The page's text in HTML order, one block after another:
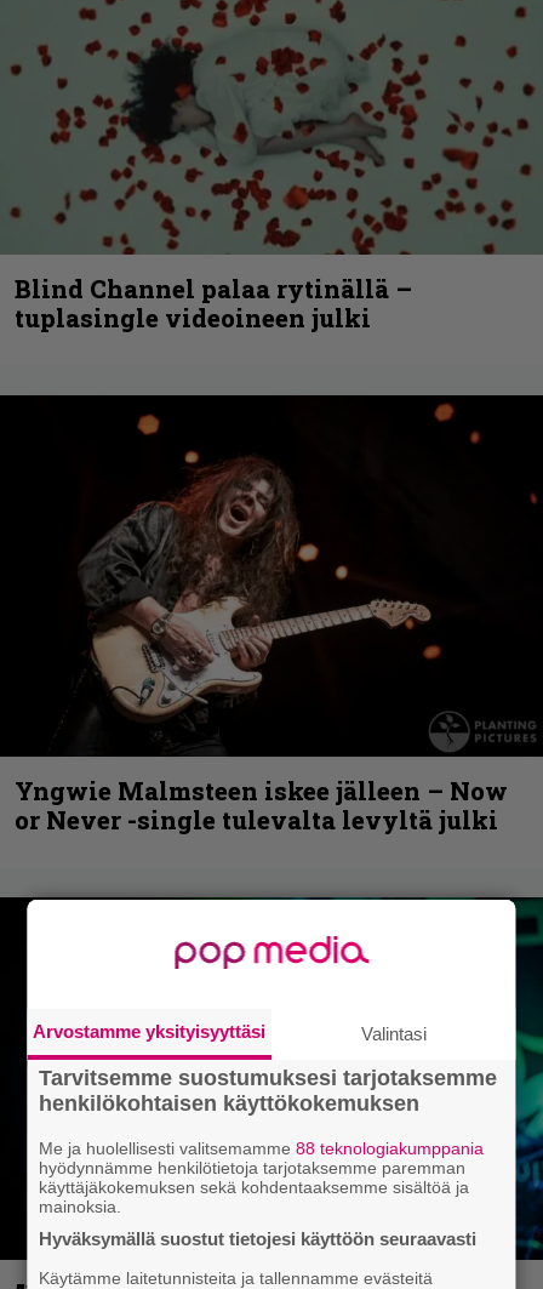
Blind Channel palaa rytinällä –
tuplasingle videoineen julki
Yngwie Malmsteen iskee jälleen – Now
or Never -single tulevalta levyltä julki
Arvostamme yksityisyyttäsi Valintasi
Tarvitsemme suostumuksesi tarjotaksemme
henkilökohtaisen käyttökokemuksen
Me ja huolellisesti valitsemamme88 teknologiakumppania
hyödynnämme henkilötietoja tarjotaksemme paremman
käyttäjäkokemuksen sekä kohdentaaksemme sisältöä ja
mainoksia.
Hyväksymällä suostut tietojesi käyttöön seuraavasti
Käytämme laitetunnisteita ja tallennamme evästeitä